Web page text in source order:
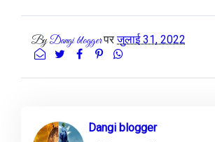
ByDangi bloggerपरजुलाई 31, 2022
Dangi blogger